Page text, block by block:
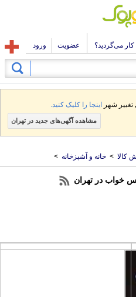
می‌گردید؟ عضویت ورود
شهراینجا را کلیک کنید.
مشاهده آگهی‌های جدید در تهران
> خانه و آشپزخانه >
در تهران